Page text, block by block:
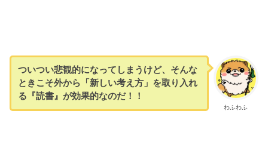
わふわふ
ついつい悲観的になってしまうけど、 そんな
ときこそ外から「新しい考え方」を取り入れ
る『読書』が効果的なのだ！！